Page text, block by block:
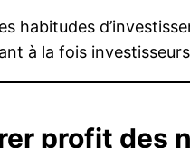
habitudes
à la fois
profit des